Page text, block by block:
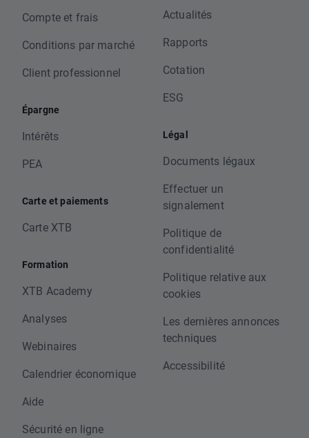
Compte et frais
Conditions par marché
Client professionnel
Épargne
Intérêts
PEA
Carte et paiements
Carte XTB
Formation
XTB Academy
Analyses
Webinaires
Calendrier économique
Aide
Sécurité en ligne
Actualités
Rapports
Cotation
ESG
Légal
Documents légaux
Effectuer un
signalement
Politique de
confidentialité
Politique relative aux
cookies
Les dernières annonces
techniques
Accessibilité